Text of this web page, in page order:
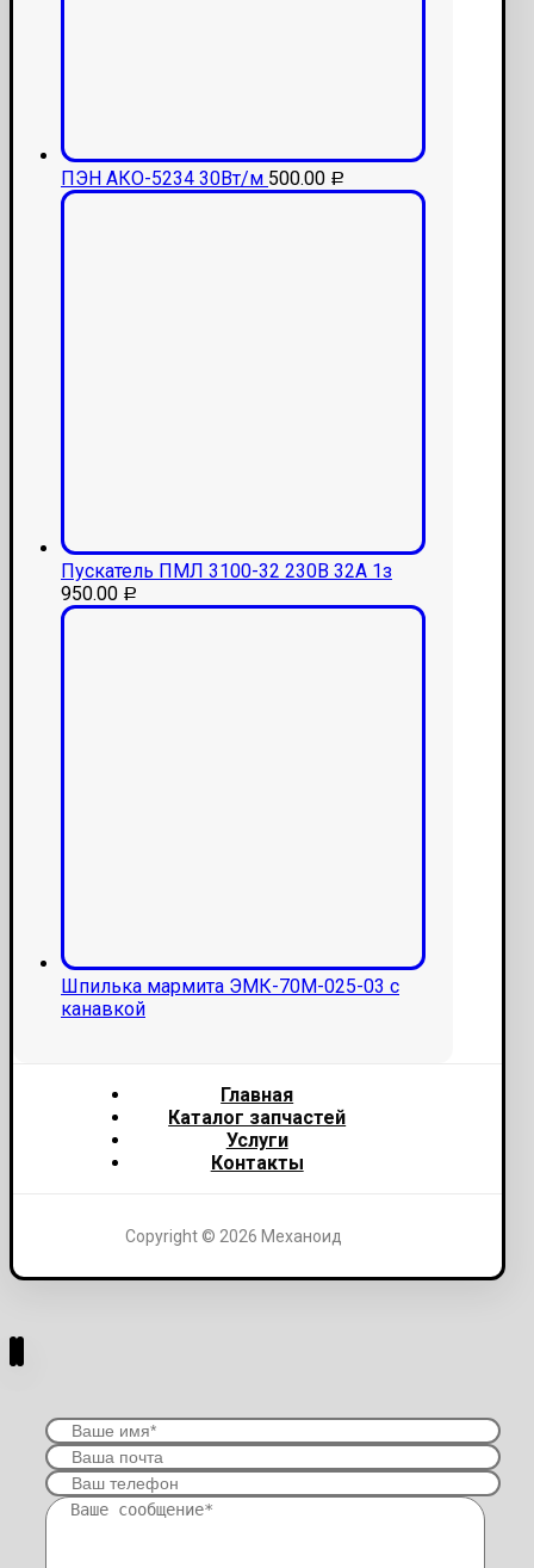
ПЭН АКО-5234 30Вт/м 500.00 Р
Пускатель ПМЛ 3100-32 230В 32А 1з
950.00 Р
Шпилька мармита ЭМК-70М-025-03 с
канавкой
Главная
Каталог запчастей
Услуги
Контакты
Copyright © 2026 Механоид